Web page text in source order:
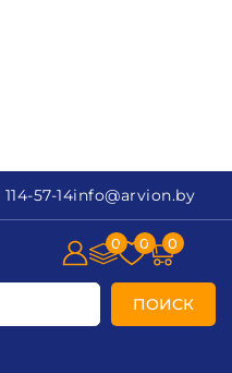
114-57-14info@arvion.by
ПОИСК
0 0 0